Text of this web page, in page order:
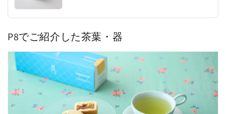
P8でご紹介した茶葉・器